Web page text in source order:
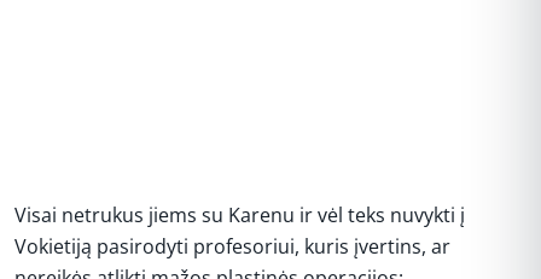
Visai netrukus jiems su Karenu ir vėl teks nuvykti į
Vokietiją pasirodyti profesoriui, kuris įvertins, ar